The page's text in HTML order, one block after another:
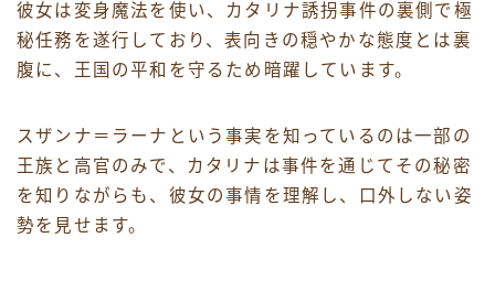
彼女は変身魔法を使い、カタリナ誘拐事件の裏側で極
秘任務を遂行しており、表向きの穏やかな態度とは裏
腹に、王国の平和を守るため暗躍しています。
スザンナ＝ラーナという事実を知っているのは一部の
王族と高官のみで、カタリナは事件を通じてその秘密
を知りながらも、彼女の事情を理解し、口外しない姿
勢を見せます。